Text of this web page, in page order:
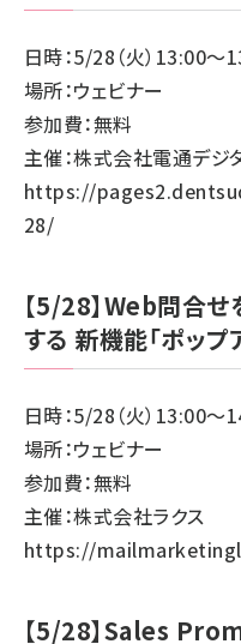
日時：5/28（火）13:00～
場所：ウェビナー
参加費：無料
主催：株式会社電通デジ
https://
28/
【5/28】Web問合
する 新機能「ポップ
日時：5/28（火）13:00～
場所：ウェビナー
参加費：無料
主催：株式会社ラクス
https://
【5/28】Sales